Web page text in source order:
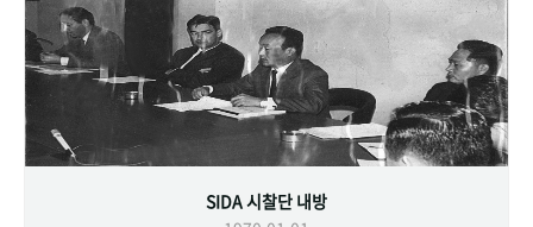
SIDA 시찰단 내방